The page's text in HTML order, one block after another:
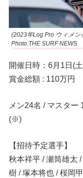
(2023年Log Pro ウィメン
Photo:THE SURF NEWS
開催日時：6月1日(
賞金総額 : 110万円
メン24名 / マスター
(※)
【招待予定選手】
秋本祥平 / 瀬筒雄太
樹 / 塚本将也 / 桜岡